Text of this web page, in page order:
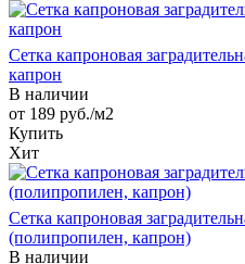
Сетка капроновая
капрон
В наличии
от 189 руб./м2
Купить
Хит
Сетка капроновая
(полипропилен, капрон)
В наличии